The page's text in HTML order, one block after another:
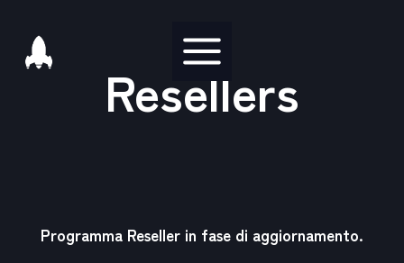
contenuto
Resellers
Programma Reseller in fase di aggiornamento.